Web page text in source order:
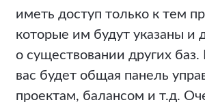
иметь доступ только к тем
которые им будут указаны и
о существовании других
вас будет общая панель
проектам, балансом и т.д.